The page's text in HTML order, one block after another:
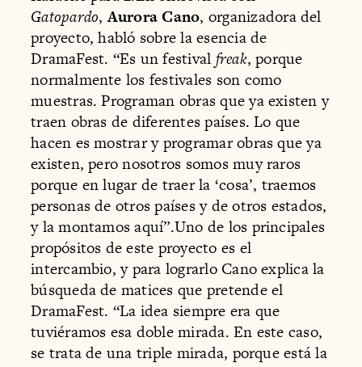
Gatopardo,Aurora Cano, organizadora del
proyecto, habló sobre la esencia de
DramaFest. “Es un festival freak, porque
normalmente los festivales son como
muestras. Programan obras que ya existen y
traen obras de diferentes países. Lo que
hacen es mostrar y programar obras que ya
existen, pero nosotros somos muy raros
porque en lugar de traer la ‘cosa’, traemos
personas de otros países y de otros estados,
y la montamos aquí”.Uno de los principales
propósitos de este proyecto es el
intercambio, y para lograrlo Cano explica la
búsqueda de matices que pretende el
DramaFest. “La idea siempre era que
tuviéramos esa doble mirada. En este caso,
se trata de una triple mirada, porque está la